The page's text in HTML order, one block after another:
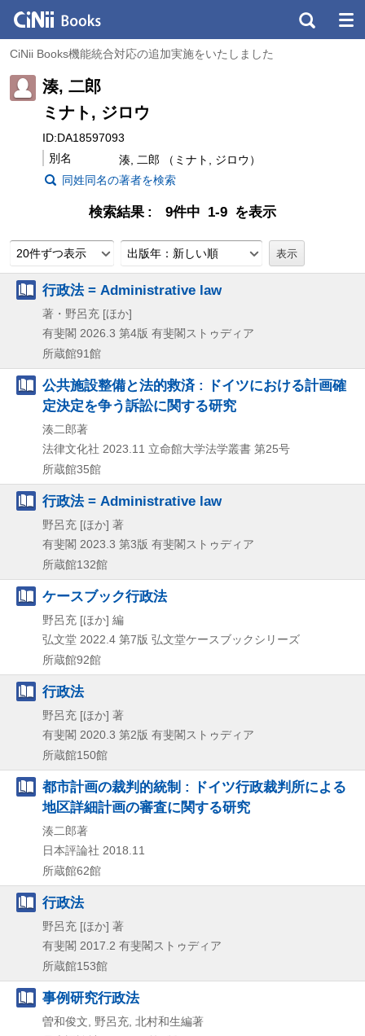
CiNii Books機能統合対応の追加実施をいたしました
湊, 二郎
ミナト, ジロウ
ID:DA18597093
別名
湊, 二郎 （ミナト, ジロウ）
同姓同名の著者を検索
検索結果 9件中 1-9 を表示
20件ずつ表示 出版年：新しい順
行政法 = Administrative law
著・野呂充 [ほか]
有斐閣 2026.3 第4版 有斐閣ストゥディア
所蔵館91館
公共施設整備と法的救済 : ドイツにおける計画確
定決定を争う訴訟に関する研究
湊二郎著
法律文化社 2023.11 立命館大学法学叢書 第25号
所蔵館35館
行政法 = Administrative law
野呂充 [ほか] 著
有斐閣 2023.3 第3版 有斐閣ストゥディア
所蔵館132館
ケースブック行政法
野呂充 [ほか] 編
弘文堂 2022.4 第7版 弘文堂ケースブックシリーズ
所蔵館92館
行政法
野呂充 [ほか] 著
有斐閣 2020.3 第2版 有斐閣ストゥディア
所蔵館150館
都市計画の裁判的統制 : ドイツ行政裁判所による
地区詳細計画の審査に関する研究
湊二郎著
日本評論社 2018.11
所蔵館62館
行政法
野呂充 [ほか] 著
有斐閣 2017.2 有斐閣ストゥディア
所蔵館153館
事例研究行政法
曽和俊文, 野呂充, 北村和生編著